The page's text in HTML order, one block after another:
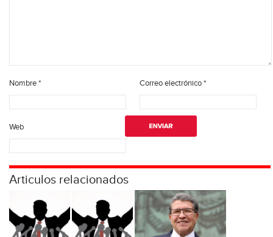
Nombre* Correo electrónico*
Web
Articulos relacionados